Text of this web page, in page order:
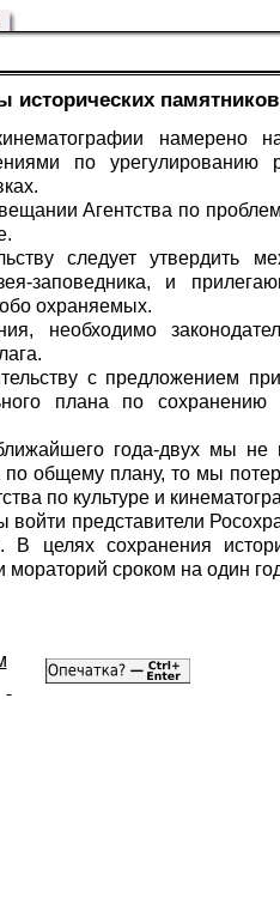
намерено
по урегулированию
Агентства по
следует утвердить
заповедника, и
охраняемых.
необходимо
с предложением
плана по сохранению
года-двух мы
по общему плану, то мы
по культуре и
представители
целях сохранения
сроком на один